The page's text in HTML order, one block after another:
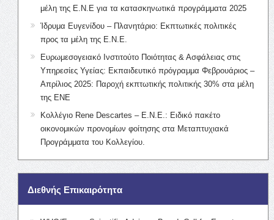
μέλη της Ε.Ν.Ε για τα κατασκηνωτικά προγράμματα 2025
Ίδρυμα Ευγενίδου – Πλανητάριο: Εκπτωτικές πολιτικές
προς τα μέλη της Ε.Ν.Ε.
Ευρωμεσογειακό Ινστιτούτο Ποιότητας & Ασφάλειας στις
Υπηρεσίες Υγείας: Εκπαιδευτικό πρόγραμμα Φεβρουάριος –
Απρίλιος 2025: Παροχή εκπτωτικής πολιτικής 30% στα μέλη
της ΕΝΕ
Κολλέγιο Rene Descartes – Ε.Ν.Ε.: Ειδικό πακέτο
οικονομικών προνομίων φοίτησης στα Μεταπτυχιακά
Προγράμματα του Κολλεγίου.
Διεθνής Επικαιρότητα